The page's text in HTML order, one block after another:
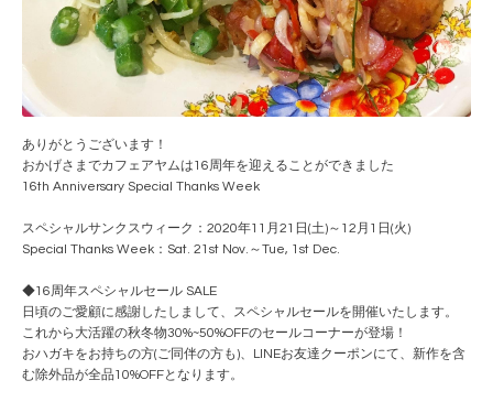
ありがとうございます！
おかげさまでカフェアヤムは16周年を迎えることができました
16th Anniversary Special Thanks Week
スペシャルサンクスウィーク：2020年11月21日(土)～12月1日(火)
Special Thanks Week：Sat. 21st Nov.～Tue, 1st Dec.
◆16周年スペシャルセール SALE
日頃のご愛顧に感謝したしまして、スペシャルセールを開催いたします。
これから大活躍の秋冬物30%~50%OFFのセールコーナーが登場！
おハガキをお持ちの方(ご同伴の方も)、LINEお友達クーポンにて、新作を含
む除外品が全品10%OFFとなります。